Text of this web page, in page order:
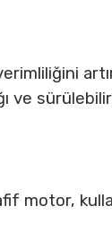
ve
motor,